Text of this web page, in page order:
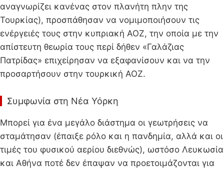
αναγνωρίζει κανένας στον πλανήτη πλην της
Τουρκίας), προσπάθησαν να νομιμοποιήσουν τις
ενέργειές τους στην κυπριακή ΑΟΖ, την οποία με την
απίστευτη θεωρία τους περί δήθεν «Γαλάζιας
Πατρίδας» επιχείρησαν να εξαφανίσουν και να την
προσαρτήσουν στην τουρκική ΑΟΖ.
Συμφωνία στη Νέα Υόρκη
Μπορεί για ένα μεγάλο διάστημα οι γεωτρήσεις να
σταμάτησαν (έπαιξε ρόλο και η πανδημία, αλλά και οι
τιμές του φυσικού αερίου διεθνώς), ωστόσο Λευκωσία
και Αθήνα ποτέ δεν έπαψαν να προετοιμάζονται για